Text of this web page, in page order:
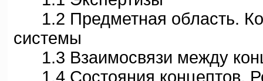
1.2 Предметная область.
системы
1.3 Взаимосвязи между
1.4 Состояния концептов.